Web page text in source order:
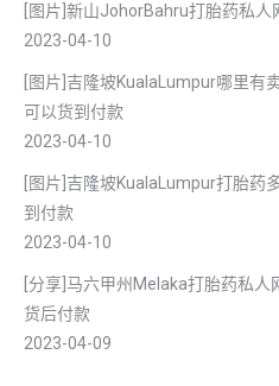
[图片]新山JohorBahru打胎药私
2023-04-10
[图片]吉隆坡KualaLumpur哪里有
可以货到付款
2023-04-10
[图片]吉隆坡KualaLumpur打胎药
到付款
2023-04-10
[分享]马六甲州Melaka打胎药私
货后付款
2023-04-09